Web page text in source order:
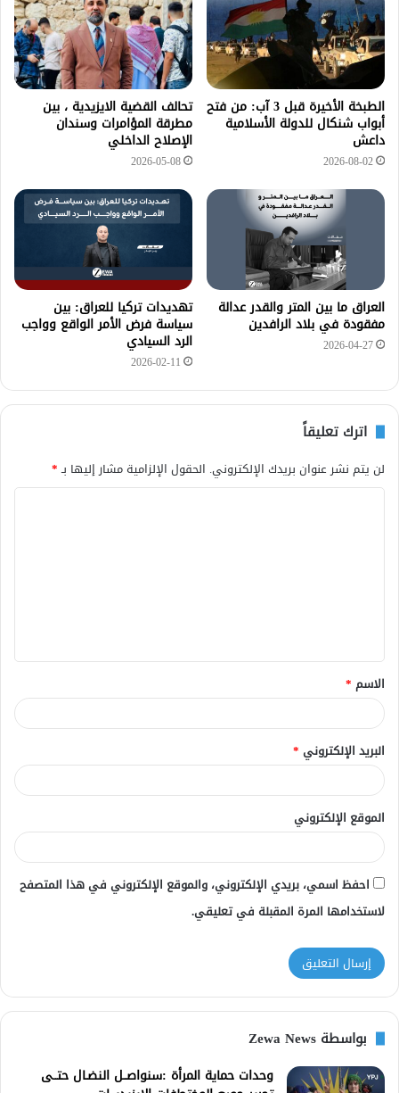
الطبخة الأخيرة قبل 3 آب: من فتح
أبواب شنكال للدولة الأسلامية
داعش
2026-08-02
تحالف القضية الايزيدية ، بين
مطرقة المؤامرات وسندان
الإصلاح الداخلي
2026-05-08
العراق ما بين المتر والقدر عدالة
مفقودة في بلاد الرافدين
2026-04-27
تهديدات تركيا للعراق: بين
سياسة فرض الأمر الواقع وواجب
الرد السيادي
2026-02-11
اترك تعليقاً
لن يتم نشر عنوان بريدك الإلكتروني. الحقول الإلزامية مشار إليها بـ*
ق
*
الاسم *
البريد الإلكتروني *
الموقع الإلكتروني
احفظ اسمي، بريدي الإلكتروني، والموقع الإلكتروني في هذا المتصفح
لاستخدامها المرة المقبلة في تعليقي.
بواسطة Zewa News
وحدات حماية المرأة :سنواصــل النضـال حتــى